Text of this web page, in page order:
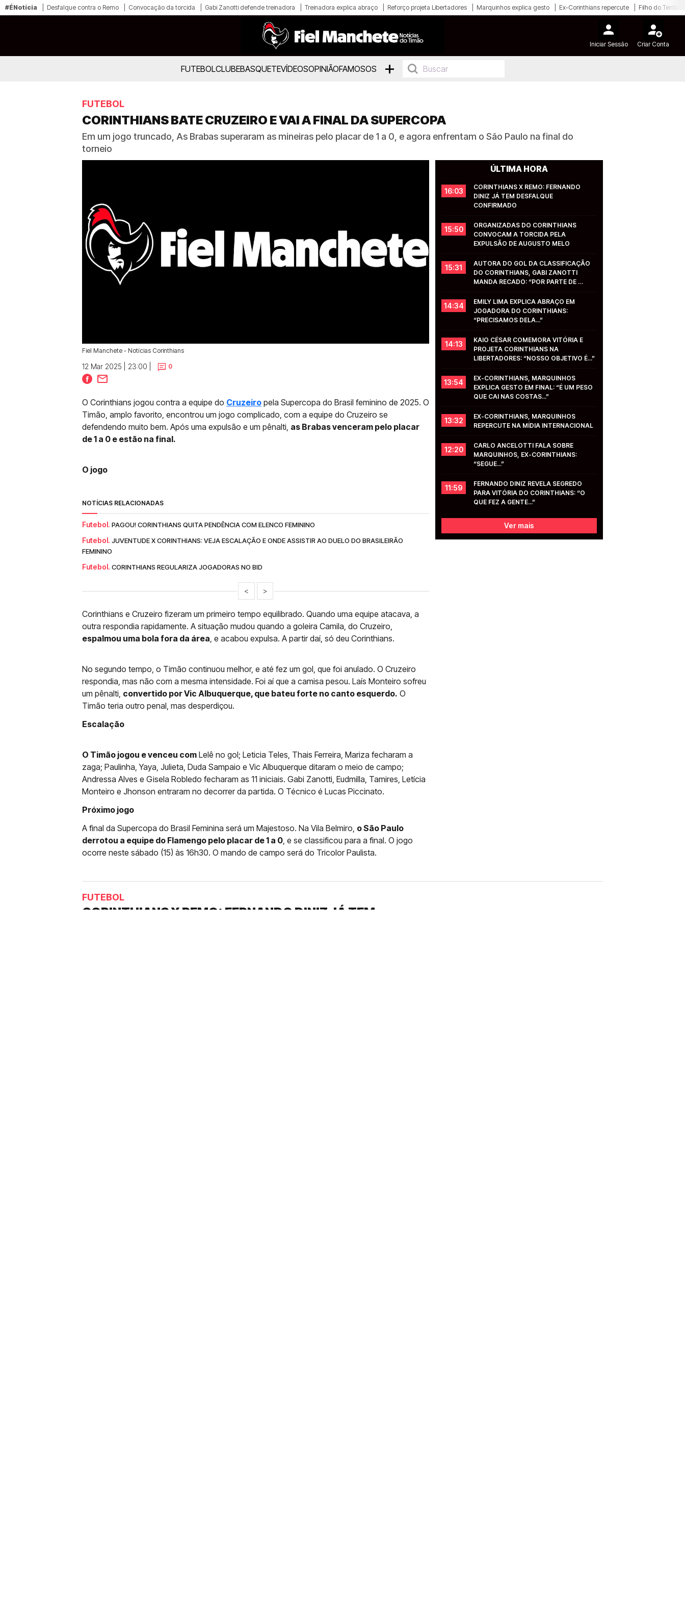
#ÉNotícia Desfalque contra o Remo Convocação da torcida Gabi Zanotti defende treinadora Treinadora explica abraço Reforço projeta Libertadores Marquinhos explica gesto Ex-Corinthians repercute Filho do Terrão
Iniciar Sessão Criar Conta
FUTEBOLCLUBEBASQUETEVÍDEOSOPINIÃOFAMOSOS +
FUTEBOL
CORINTHIANS BATE CRUZEIRO E VAI A FINAL DA SUPERCOPA
Em um jogo truncado, As Brabas superaram as mineiras pelo placar de 1 a 0, e agora enfrentam o São Paulo na final do
torneio
Fiel Manchete - Notícias Corinthians
12 Mar 2025 | 23:00 | 0
O Corinthians jogou contra a equipe do Cruzeiro pela Supercopa do Brasil feminino de 2025. O
Timão, amplo favorito, encontrou um jogo complicado, com a equipe do Cruzeiro se
defendendo muito bem. Após uma expulsão e um pênalti, as Brabas venceram pelo placar
de 1 a 0 e estão na final.
O jogo
NOTÍCIAS RELACIONADAS
Futebol. PAGOU! CORINTHIANS QUITA PENDÊNCIA COM ELENCO FEMININO
Futebol. JUVENTUDE X CORINTHIANS: VEJA ESCALAÇÃO E ONDE ASSISTIR AO DUELO DO BRASILEIRÃO
FEMININO
Futebol. CORINTHIANS REGULARIZA JOGADORAS NO BID
< >
Corinthians e Cruzeiro fizeram um primeiro tempo equilibrado. Quando uma equipe atacava, a
outra respondia rapidamente. A situação mudou quando a goleira Camila, do Cruzeiro,
espalmou uma bola fora da área, e acabou expulsa. A partir daí, só deu Corinthians.
No segundo tempo, o Timão continuou melhor, e até fez um gol, que foi anulado. O Cruzeiro
respondia, mas não com a mesma intensidade. Foi aí que a camisa pesou. Laís Monteiro sofreu
um pênalti, convertido por Vic Albuquerque, que bateu forte no canto esquerdo. O
Timão teria outro penal, mas desperdiçou.
Escalação
O Timão jogou e venceu com Lelê no gol; Leticia Teles, Thais Ferreira, Mariza fecharam a
zaga; Paulinha, Yaya, Julieta, Duda Sampaio e Vic Albuquerque ditaram o meio de campo;
Andressa Alves e Gisela Robledo fecharam as 11 iniciais. Gabi Zanotti, Eudmilla, Tamires, Letícia
Monteiro e Jhonson entraram no decorrer da partida. O Técnico é Lucas Piccinato.
Próximo jogo
A final da Supercopa do Brasil Feminina será um Majestoso. Na Vila Belmiro, o São Paulo
derrotou a equipe do Flamengo pelo placar de 1 a 0, e se classificou para a final. O jogo
ocorre neste sábado (15) às 16h30. O mando de campo será do Tricolor Paulista.
ÚLTIMA HORA
16:03
CORINTHIANS X REMO: FERNANDO
DINIZ JÁ TEM DESFALQUE
CONFIRMADO
15:50
ORGANIZADAS DO CORINTHIANS
CONVOCAM A TORCIDA PELA
EXPULSÃO DE AUGUSTO MELO
15:31
AUTORA DO GOL DA CLASSIFICAÇÃO
DO CORINTHIANS, GABI ZANOTTI
MANDA RECADO: “POR PARTE DE
14:34
EMILY LIMA EXPLICA ABRAÇO EM
JOGADORA DO CORINTHIANS:
“PRECISAMOS DELA...”
14:13
KAIO CÉSAR COMEMORA VITÓRIA E
PROJETA CORINTHIANS NA
LIBERTADORES: “NOSSO OBJETIVO É...”
13:54
EX-CORINTHIANS, MARQUINHOS
EXPLICA GESTO EM FINAL: “É UM PESO
QUE CAI NAS COSTAS...”
13:32
EX-CORINTHIANS, MARQUINHOS
REPERCUTE NA MÍDIA INTERNACIONAL
12:20
CARLO ANCELOTTI FALA SOBRE
MARQUINHOS, EX-CORINTHIANS:
“SEGUE...”
11:59
FERNANDO DINIZ REVELA SEGREDO
PARA VITÓRIA DO CORINTHIANS: “O
QUE FEZ A GENTE...”
Ver mais
FUTEBOL
CORINTHIANS X REMO: FERNANDO DINIZ JÁ TEM